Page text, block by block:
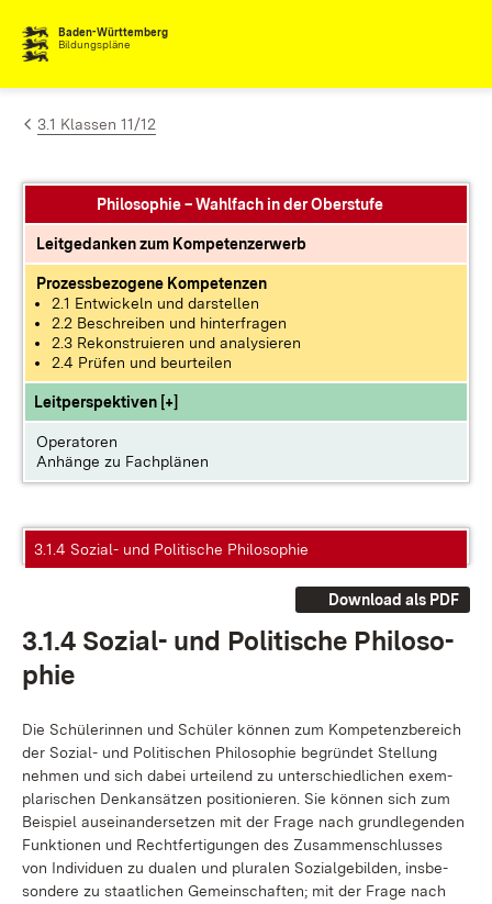
Zum Inhalt springen
Baden-Württemberg
Bildungspläne
3.1 Klassen 11/12
Philosophie – Wahlfach in der Oberstufe
Leitgedanken zum Kompetenzerwerb
Prozessbezogene Kompetenzen
2.1 Entwickeln und darstellen​
2.2 Beschreiben und hinterfragen
2.3 Rekonstruieren und analysieren
2.4 Prüfen und beurteilen​
Leitperspektiven [+]
Operatoren
Anhänge zu Fachplänen
3.1.4 Sozial- und Politische Philosophie
Download als PDF
3.1.4 So­zi­al- und Po­li­ti­sche Phi­lo­so­
phie
Die Schü­le­rin­nen und Schü­ler kön­nen zum Kom­pe­tenz­be­reich
der So­zi­al- und Po­li­ti­schen Phi­lo­so­phie be­grün­det Stel­lung
neh­men und sich da­bei ur­tei­lend zu un­ter­schied­li­chen ex­em­
pla­ri­schen Denk­an­sät­zen po­si­tio­nie­ren. Sie kön­nen sich zum
Bei­spiel aus­ein­an­der­set­zen mit der Fra­ge nach grund­le­gen­den
Funk­tio­nen und Recht­fer­ti­gun­gen des Zu­sam­men­schlus­ses
von In­di­vi­du­en zu dua­len und plu­ra­len So­zi­al­ge­bil­den, ins­be­
son­de­re zu staat­li­chen Ge­mein­schaf­ten; mit der Fra­ge nach